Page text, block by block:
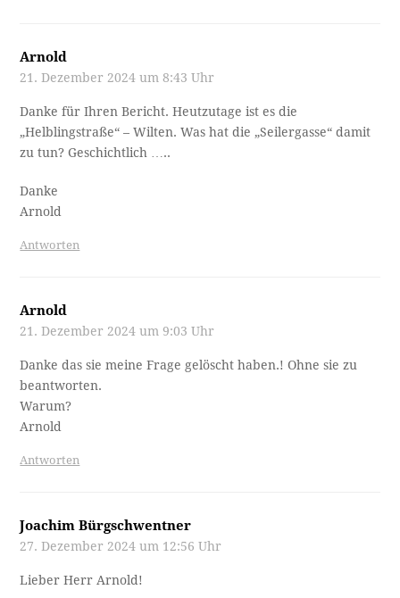
Arnold
21. Dezember 2024 um 8:43 Uhr
Danke für Ihren Bericht. Heutzutage ist es die
„Helblingstraße“ – Wilten. Was hat die „Seilergasse“ damit
zu tun? Geschichtlich …..
Danke
Arnold
Antworten
Arnold
21. Dezember 2024 um 9:03 Uhr
Danke das sie meine Frage gelöscht haben.! Ohne sie zu
beantworten.
Warum?
Arnold
Antworten
Joachim Bürgschwentner
27. Dezember 2024 um 12:56 Uhr
Lieber Herr Arnold!